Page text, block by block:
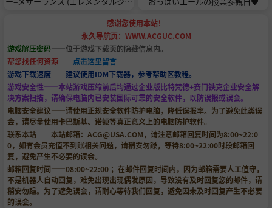
感谢您使用本站！
永久导航页：WWW.ACGUC.COM
游戏解压密码——位于游戏下载页的隐藏信息内。
帮您找任何资源——点击这里留言
游戏下载速度——建议使用IDM下载器，参考帮助区教程。
游戏安全性——本站游戏压缩前后均通过企业版比特梵德+赛门铁克企业安全解
决方案扫描，请确保电脑内已安装国际可靠的安全软件，以防误报或误会。
电脑安全建议——请使用正规安全软件防护电脑，降低误报率。为了避免此类误
会，请尽量使用卡巴斯基、诺顿等真正意义上的电脑防护软件。
联系本站——本站邮箱： ACG@USA.COM，请注意邮箱回复时间为8:00~22:0
0，如有会员充值不到账相关问题，请稍安勿躁，等待8:00~22:00时段邮箱回
复，避免产生不必要的误会。
邮箱回复时间——08:00~22:00 ；在邮件回复时间内，因为邮箱需要人工值守，
不是机器人自动回复，难免出现出现偶发原因，导致没有及时回复您的邮件，请
稍安勿躁。为了避免误会，请耐心等待我们回复，避免因未及时回复产生不必要
的误会。